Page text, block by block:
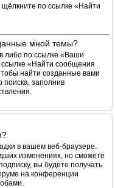
по ссылке «Найти
мной темы?
либо по ссылке «Ваши
«Найти сообщения
найти созданные вами
поиска, заполнив
в вашем веб-браузере.
изменениях, но сможете
вы будете получать
на конференции